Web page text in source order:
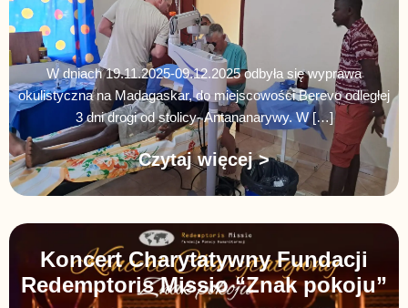
W dniach 19.11.2025-09.12.2025 odbyła się wyprawa
okulistyczna na Madagaskar, do miejscowości Berevo odległej
3 dni drogi od stolicy- Antananarywy. W […]
Czytaj więcej >
Koncert Charytatywny Fundacji
Redemptoris Missio “Znak pokoju”